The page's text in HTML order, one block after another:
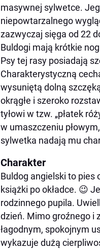
masywnej sylwetce.
niepowtarzalnego
zazwyczaj sięga od 22
Buldogi mają krótkie
Psy tej rasy posiadają
Charakterystyczną
wysuniętą dolną
okrągłe i szeroko
tyłowi w tzw. „płatek
w umaszczeniu
sylwetka nadają mu
Charakter
Buldog angielski to pies
książki po okładce. 😉
rodzinnego pupila.
dzień. Mimo groźnego i
łagodnym, spokojnym
wykazuje dużą